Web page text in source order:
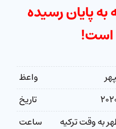
پایان رسیده
است!
واعظ
تاریخ
ساعت